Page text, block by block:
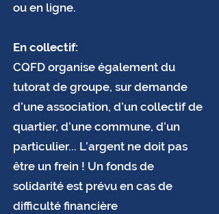
ou en ligne.
En collectif:
CQFD organise également du
tutorat de groupe, sur demande
d’une association, d’un collectif de
quartier, d’une commune, d’un
particulier... L’argent ne doit pas
être un frein ! Un fonds de
solidarité est prévu en cas de
difficulté financière